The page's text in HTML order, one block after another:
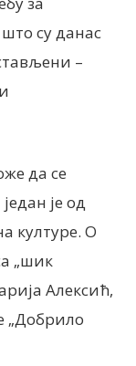
су данас
–
да се
је од
културе. О
„шик
Алексић,
„Добрило